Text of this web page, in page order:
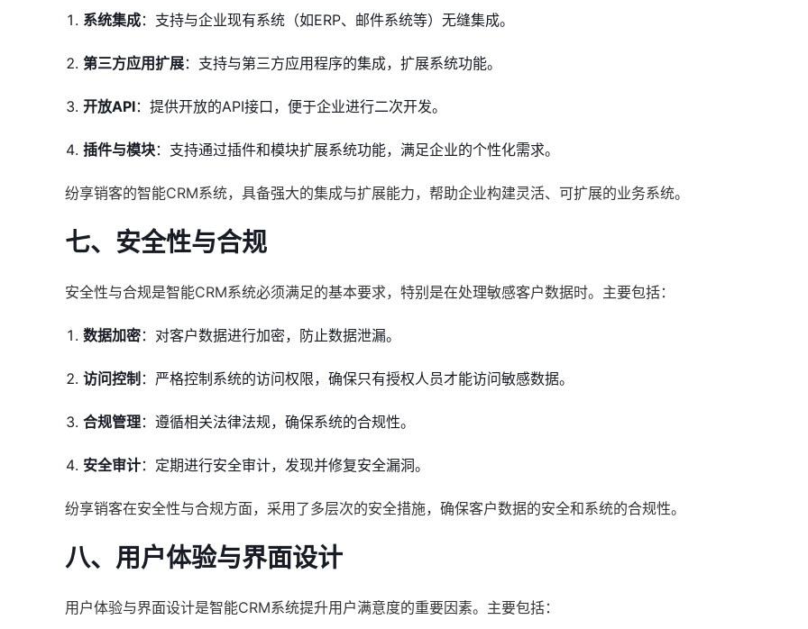
系统集成：支持与企业现有系统（如ERP、邮件系统等）无缝集成。
第三方应用扩展：支持与第三方应用程序的集成，扩展系统功能。
开放API：提供开放的API接口，便于企业进行二次开发。
插件与模块：支持通过插件和模块扩展系统功能，满足企业的个性化需求。
纷享销客的智能CRM系统，具备强大的集成与扩展能力，帮助企业构建灵活、可扩展的业务系统。
七、安全性与合规
安全性与合规是智能CRM系统必须满足的基本要求，特别是在处理敏感客户数据时。主要包括：
数据加密：对客户数据进行加密，防止数据泄漏。
访问控制 ：严格控制系统的访问权限，确保只有授权人员才能访问敏感数据。
合规管理：遵循相关法律法规，确保系统的合规性。
安全审计：定期进行安全审计，发现并修复安全漏洞。
纷享销客在安全性与合规方面，采用了多层次的安全措施，确保客户数据的安全和系统的合规性。
八、用户体验与界面设计
用户体验与界面设计是智能CRM系统提升用户满意度的重要因素。主要包括：